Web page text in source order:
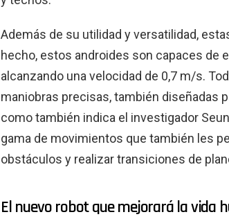
Además de su utilidad y versatilidad,
hecho, estos androides son capaces de
alcanzando una velocidad de 0,7 m/s.
maniobras precisas, también diseñadas
como también indica el investigador
gama de movimientos que también les
obstáculos y realizar transiciones de
El nuevo robot que mejorará la vida